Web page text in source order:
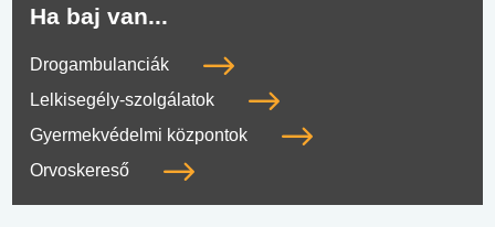
Ha baj van...
Drogambulanciák
Lelkisegély-szolgálatok
Gyermekvédelmi központok
Orvoskereső